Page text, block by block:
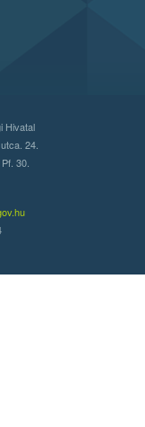
Hivatal
24.
30.